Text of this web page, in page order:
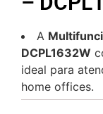
A
DCPL1632W
ideal para
home offices.